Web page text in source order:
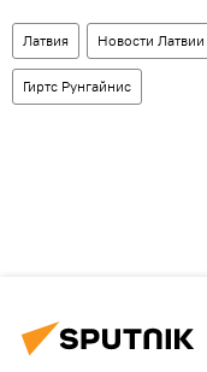
Латвия Новости Латвии
Гиртс Рунгайнис